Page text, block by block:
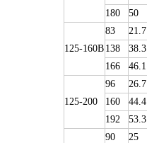
180
50
125-160B
83
21.7
138
38.3
166
46.1
125-200
96
26.7
160
44.4
192
53.3
90
25